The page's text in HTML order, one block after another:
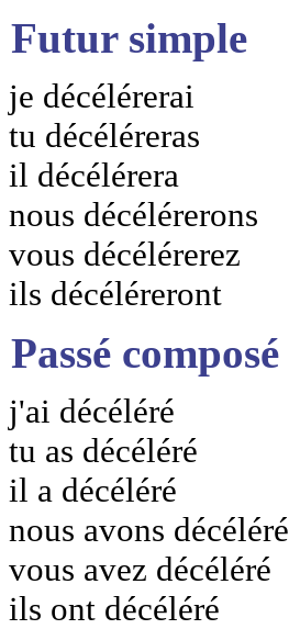
Futur simple
je décélérerai
tu décéléreras
il décélérera
nous décélérerons
vous décélérerez
ils décéléreront
Passé composé
j'ai décéléré
tu as décéléré
il a décéléré
nous avons décéléré
vous avez décéléré
ils ont décéléré